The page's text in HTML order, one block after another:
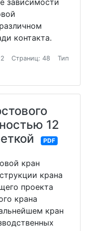
зависимости
контакта.
Страниц: 48
Тип
12
PDF
кран
крана
проекта
крана
кран